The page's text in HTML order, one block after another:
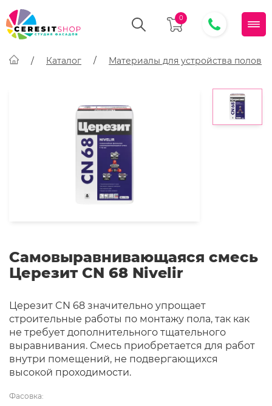
0
Каталог Материалы для устройства полов
Самовыравнивающаяся смесь
Церезит CN 68 Nivelir
Церезит CN 68 значительно упрощает
строительные работы по монтажу пола, так как
не требует дополнительного тщательного
выравнивания. Смесь приобретается для работ
внутри помещений, не подвергающихся
высокой проходимости.
Фасовка: